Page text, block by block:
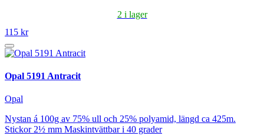
2 i lager
115 kr
Opal 5191 Antracit
Opal
Nystan á 100g av 75% ull och 25% polyamid, längd ca 425m.
Stickor 2½ mm Maskintvättbar i 40 grader